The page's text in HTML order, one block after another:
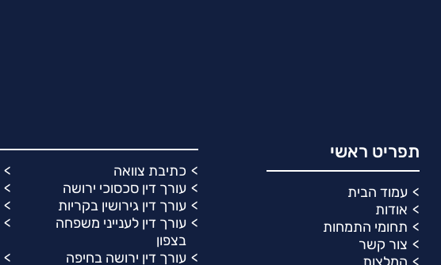
תפריט ראשי
עמוד הבית
אודות
תחומי התמחות
צור קשר
כתיבת צוואה
עורך דין סכסוכי ירושה
עורך דין גירושין בקריות
עורך דין לענייני משפחה
בצפון
עורך דין ירושה בחיפה